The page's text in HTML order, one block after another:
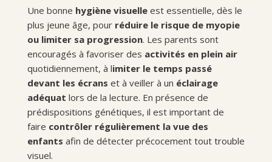
Une bonne hygiène visuelleest essentielle, dès le
plus jeune âge, pour réduire le risque de myopie
ou limiter sa progression. Les parents sont
encouragés à favoriser des activités en plein air
quotidiennement, à limiter le temps passé
devant les écrans et à veiller à un éclairage
adéquat lors de la lecture. En présence de
prédispositions génétiques, il est important de
faire contrôler régulièrement la vue des
enfants afin de détecter précocement tout trouble
visuel.